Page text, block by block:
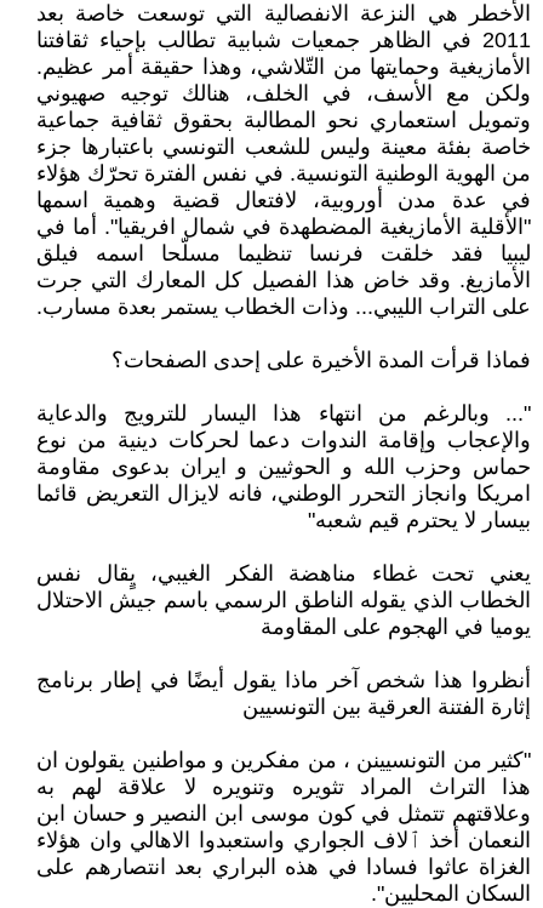
الأخطر هي النزعة الانفصالية التي توسعت خاصة بعد
2011 في الظاهر جمعيات شبابية تطالب بإحياء ثقافتنا
الأمازيغية وحمايتها من التّلاشي، وهذا حقيقة أمر عظيم.
ولكن مع الأسف، في الخلف، هنالك توجيه صهيوني
وتمويل استعماري نحو المطالبة بحقوق ثقافية جماعية
خاصة بفئة معينة وليس للشعب التونسي باعتبارها جزء
من الهوية الوطنية التونسية. في نفس الفترة تحرّك هؤلاء
في عدة مدن أوروبية، لافتعال قضية وهمية اسمها
"الأقلية الأمازيغية المضطهدة في شمال افريقيا". أما في
ليبيا فقد خلقت فرنسا تنظيما مسلّحا اسمه فيلق
الأمازيغ. وقد خاض هذا الفصيل كل المعارك التي جرت
على التراب الليبي... وذات الخطاب يستمر بعدة مسارب.
فماذا قرأت المدة الأخيرة على إحدى الصفحات؟
"... وبالرغم من انتهاء هذا اليسار للترويج والدعاية
والإعجاب وإقامة الندوات دعما لحركات دينية من نوع
حماس وحزب الله و الحوثيين و ايران بدعوى مقاومة
امريكا وانجاز التحرر الوطني، فانه لايزال التعريض قائما
بيسار لا يحترم قيم شعبه"
يعني تحت غطاء مناهضة الفكر الغيبي، يٍقال نفس
الخطاب الذي يقوله الناطق الرسمي باسم جيش الاحتلال
يوميا في الهجوم على المقاومة
أنظروا هذا شخص آخر ماذا يقول أيضًا في إطار برنامج
إثارة الفتنة العرقية بين التونسيين
"كثير من التونسيينن ، من مفكرين و مواطنين يقولون ان
هذا التراث المراد تثويره وتنويره لا علاقة لهم به
وعلاقتهم تتمثل في كون موسى ابن النصير و حسان ابن
النعمان أخذ ٱلاف الجواري واستعبدوا الاهالي وان هؤلاء
الغزاة عاثوا فسادا في هذه البراري بعد انتصارهم على
السكان المحليين".